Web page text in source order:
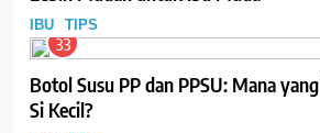
IBU TIPS
33
Botol Susu PP dan PPSU: Mana
Si Kecil?